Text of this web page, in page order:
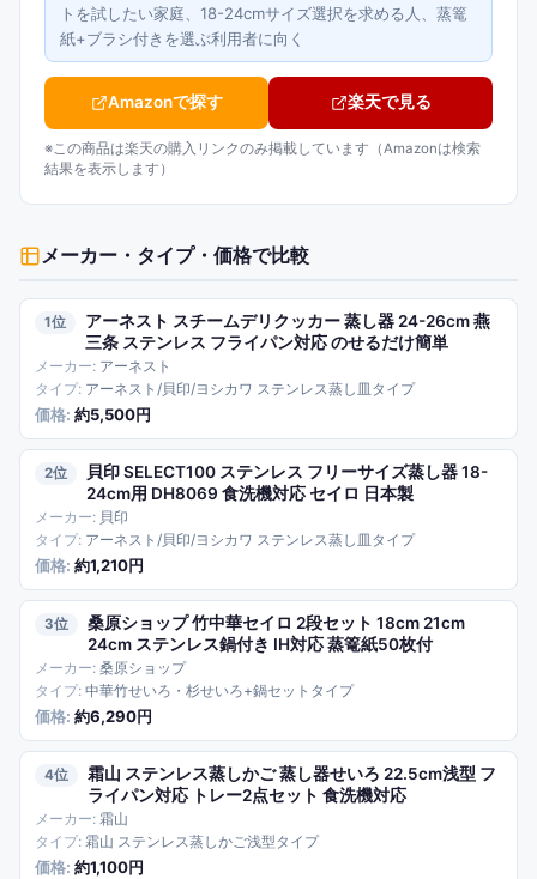
トを試したい家庭、18-24cmサイズ選択を求める人、蒸篭
紙+ブラシ付きを選ぶ利用者に向く
Amazonで探す 楽天で見る
※この商品は楽天の購入リンクのみ掲載しています（Amazonは検索
結果を表示します）
メーカー・タイプ・価格で比較
1
アーネスト スチームデリクッカー 蒸し器 24-26cm 燕
三条 ステンレス フライパン対応 のせるだけ簡単
アーネスト
アーネスト/貝印/ヨシカワ ステンレス蒸し皿タイプ
約5,500円
2
貝印 SELECT100 ステンレス フリーサイズ蒸し器 18-
24cm用 DH8069 食洗機対応 セイロ 日本製
貝印
アーネスト/貝印/ヨシカワ ステンレス蒸し皿タイプ
約1,210円
3
桑原ショップ 竹中華セイロ 2段セット 18cm 21cm
24cm ステンレス鍋付き IH対応 蒸篭紙50枚付
桑原ショップ
中華竹せいろ・杉せいろ+鍋セットタイプ
約6,290円
4
霜山 ステンレス蒸しかご 蒸し器せいろ 22.5cm浅型 フ
ライパン対応 トレー2点セット 食洗機対応
霜山
霜山 ステンレス蒸しかご浅型タイプ
約1,100円